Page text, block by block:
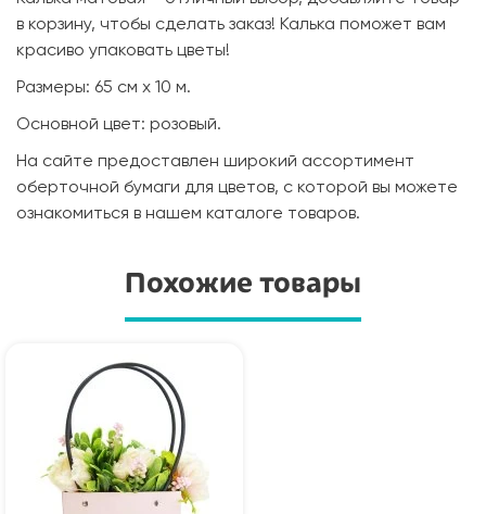
в корзину, чтобы сделать заказ! Калька поможет вам
красиво упаковать цветы!
Размеры: 65 см х 10 м.
Основной цвет: розовый.
На сайте предоставлен широкий ассортимент
оберточной бумаги для цветов, с которой вы можете
ознакомиться в нашем каталоге товаров.
Похожие товары